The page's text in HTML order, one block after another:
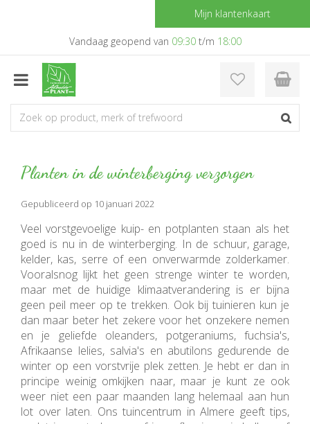
a
Mijn klantenkaart
Vandaag geopend van 09:30t/m 18:00
Planten in de winterberging verzorgen
Gepubliceerd op 10 januari 2022
Veel vorstgevoelige kuip- en potplanten staan als het
goed is nu in de winterberging. In de schuur, garage,
kelder, kas, serre of een onverwarmde zolderkamer.
Vooralsnog lijkt het geen strenge winter te worden,
maar met de huidige klimaatverandering is er bijna
geen peil meer op te trekken. Ook bij tuinieren kun je
dan maar beter het zekere voor het onzekere nemen
en je geliefde oleanders, potgeraniums, fuchsia's,
Afrikaanse lelies, salvia's en abutilons gedurende de
winter op een vorstvrije plek zetten. Je hebt er dan in
principe weinig omkijken naar, maar je kunt ze ook
weer niet een paar maanden lang helemaal aan hun
lot over laten. Ons tuincentrum in Almere geeft tips,